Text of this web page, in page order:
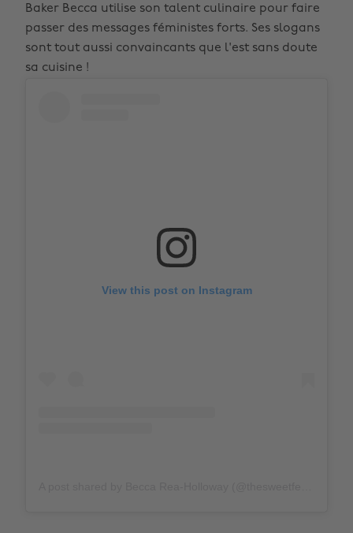
Baker Becca utilise son talent culinaire pour faire
passer des messages féministes forts. Ses slogans
sont tout aussi convaincants que l'est sans doute
sa cuisine !
View this post on Instagram